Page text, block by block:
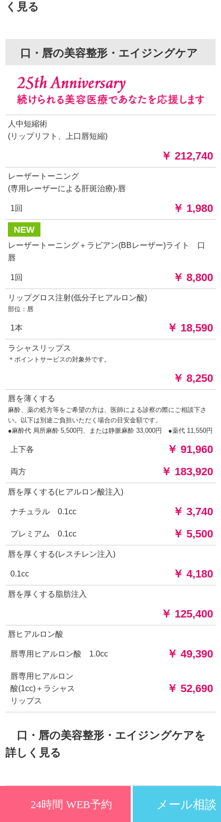
く見る
口・唇の美容整形・エイジングケア
人中短縮術
(リップリフト、上口唇短縮)
￥ 212,740
レーザートーニング
(専用レーザーによる肝斑治療)-唇
1回 ￥ 1,980
NEW
レーザートーニング＋ラビアン(BBレーザー)ライト 口
唇
1回 ￥ 8,800
リップグロス注射(低分子ヒアルロン酸)
部位：唇
1本 ￥ 18,590
ラシャスリップス
＊ポイントサービスの対象外です。
￥ 8,250
唇を薄くする
麻酔、薬の処方等をご希望の方は、医師による診察の際にご相談下さ
い。以下は別途ご負担いただく場合の目安金額です。
●麻酔代 局所麻酔 5,500円、または静脈麻酔 33,000円 ●薬代 11,550円
上下各 ￥ 91,960
両方 ￥ 183,920
唇を厚くする(ヒアルロン酸注入)
ナチュラル 0.1cc ￥ 3,740
プレミアム 0.1cc ￥ 5,500
唇を厚くする(レスチレン注入)
0.1cc ￥ 4,180
唇を厚くする脂肪注入
￥ 125,400
唇ヒアルロン酸
唇専用ヒアルロン酸 1.0cc ￥ 49,390
唇専用ヒアルロン
酸(1cc)＋ラシャス
リップス
￥ 52,690
口・唇の美容整形・エイジングケアを
詳しく見る
肩こり解消注射